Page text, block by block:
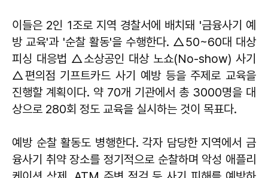
이들은 2인 1조로 지역 경찰서에 배치돼 '금융사기 예
방 교육'과 '순찰 활동'을 수행한다. △50~60대 대상
피싱 대응법 △소상공인 대상 노쇼(No-show) 사기
△편의점 기프트카드 사기 예방 등을 주제로 교육을
진행할 계획이다. 약 70개 기관에서 총 3000명을 대
상으로 280회 정도 교육을 실시하는 것이 목표다.
예방 순찰 활동도 병행한다. 각자 담당한 지역에서 금
융사기 취약 장소를 정기적으로 순찰하며 악성 애플리